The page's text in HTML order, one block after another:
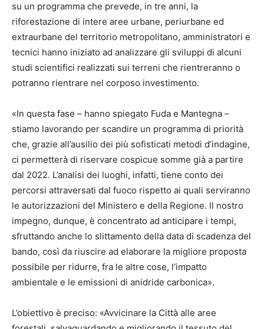
su un programma che prevede, in tre anni, la
riforestazione di intere aree urbane, periurbane ed
extraurbane del territorio metropolitano, amministratori e
tecnici hanno iniziato ad analizzare gli sviluppi di alcuni
studi scientifici realizzati sui terreni che rientreranno o
potranno rientrare nel corposo investimento.
«In questa fase – hanno spiegato Fuda e Mantegna –
stiamo lavorando per scandire un programma di priorità
che, grazie all’ausilio dei più sofisticati metodi d’indagine,
ci permetterà di riservare cospicue somme già a partire
dal 2022. L’analisi dei luoghi, infatti, tiene conto dei
percorsi attraversati dal fuoco rispetto ai quali serviranno
le autorizzazioni del Ministero e della Regione. Il nostro
impegno, dunque, è concentrato ad anticipare i tempi,
sfruttando anche lo slittamento della data di scadenza del
bando, così da riuscire ad elaborare la migliore proposta
possibile per ridurre, fra le altre cose, l’impatto
ambientale e le emissioni di anidride carbonica».
L’obiettivo è preciso: «Avvicinare la Città alle aree